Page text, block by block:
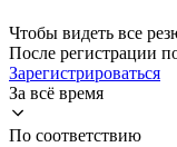
Чтобы видеть все
После регистрации
Зарегистрироваться
За всё время
По соответствию